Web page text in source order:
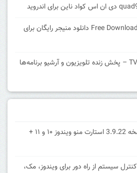
دانلود Free Download Manager 6.30 دانلود منیجر رایگان برای
دانلود تلوبیون 5.2.2 + TV – پخش زنده تلویزیون و آرشیو برنامه‌ها
دانلود StartAllBack نسخه 3.9.22 استارت منو ویندوز ۱۰ و ۱۱ +
دانلود AnyDesk 9.6.1 کنترل سیستم از راه دور برای ویندوز، مک،